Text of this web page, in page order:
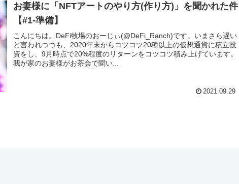
お妻様に「NFTアートのやり方(作り方)」を聞かれた件
【#1-準備】
こんにちは。DeFi牧場のおーじぃ(@DeFi_Ranch)です。いまさら遅い
と言われつつも、2020年末からコツコツ20種以上の仮想通貨に積立投
資をし、9月時点で20%程度のリターンをコツコツ積み上げています。
我が家のお妻様がお茶会で聞い...
2021.09.29